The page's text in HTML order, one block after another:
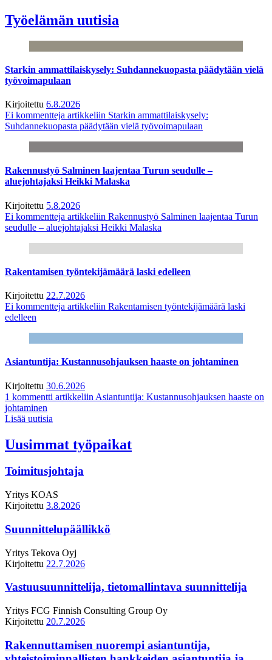
Työelämän uutisia
Starkin ammattilaiskysely: Suhdannekuopasta päädytään vielä
työvoimapulaan
Kirjoitettu 6.8.2026
Ei kommentteja artikkeliin Starkin ammattilaiskysely:
Suhdannekuopasta päädytään vielä työvoimapulaan
Rakennustyö Salminen laajentaa Turun seudulle –
aluejohtajaksi Heikki Malaska
Kirjoitettu 5.8.2026
Ei kommentteja artikkeliin Rakennustyö Salminen laajentaa Turun
seudulle – aluejohtajaksi Heikki Malaska
Rakentamisen työntekijämäärä laski edelleen
Kirjoitettu 22.7.2026
Ei kommentteja artikkeliin Rakentamisen työntekijämäärä laski
edelleen
Asiantuntija: Kustannusohjauksen haaste on johtaminen
Kirjoitettu 30.6.2026
1 kommentti artikkeliin Asiantuntija: Kustannusohjauksen haaste on
johtaminen
Lisää uutisia
Uusimmat työpaikat
Toimitusjohtaja
Yritys KOAS
Kirjoitettu 3.8.2026
Suunnittelupäällikkö
Yritys Tekova Oyj
Kirjoitettu 22.7.2026
Vastuusuunnittelija, tietomallintava suunnittelija
Yritys FCG Finnish Consulting Group Oy
Kirjoitettu 20.7.2026
Rakennuttamisen nuorempi asiantuntija,